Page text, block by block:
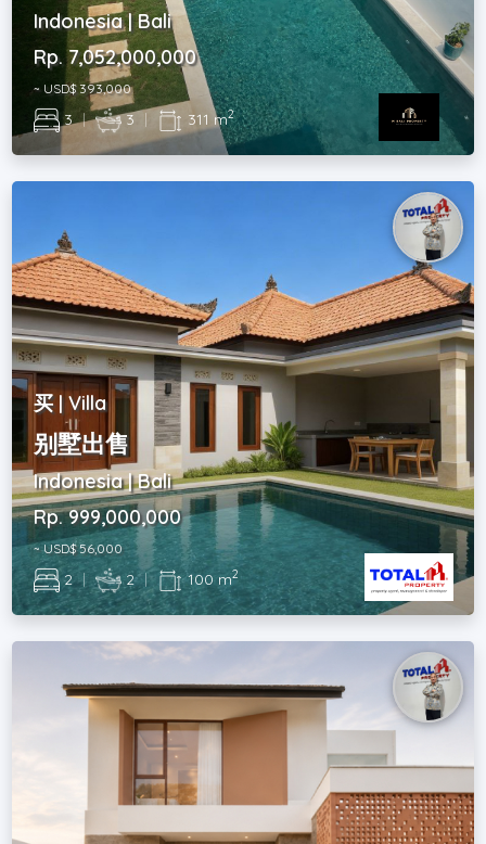
Indonesia | Bali
Rp. 7,052,000,000
~ USD$ 393,000
3 | 3 | 311 m2
买 | Villa
别墅出售
Indonesia | Bali
Rp. 999,000,000
~ USD$ 56,000
2 | 2 | 100 m2